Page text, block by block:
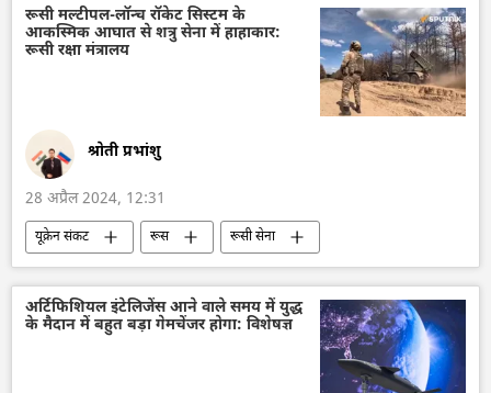
इस्लामाबाद
गैस तुर्कमेनिस्तान
रूसी मल्टीपल-लॉन्च रॉकेट सिस्टम के
आकस्मिक आघात से शत्रु सेना में हाहाकार:
रूसी रक्षा मंत्रालय
श्रोती प्रभांशु
28 अप्रैल 2024, 12:31
यूक्रेन संकट रूस
रूसी सेना
राष्ट्रीय सुरक्षा
रक्षा मंत्रालय (MoD)
विशेष सैन्य अभियान
यूक्रेन
यूक्रेन सशस्त्र बल
अर्टिफिशियल इंटेलिजेंस आने वाले समय में युद्ध
के मैदान में बहुत बड़ा गेमचेंजर होगा: विशेषज्ञ